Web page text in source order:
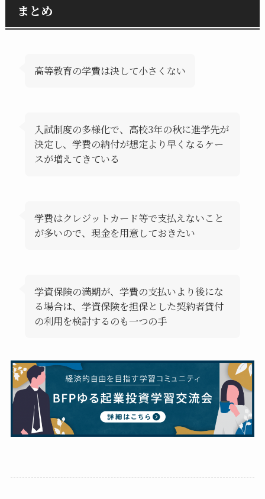
まとめ
高等教育の学費は決して小さくない
入試制度の多様化で、高校3年の秋に進学先が
決定し、学費の納付が想定より早くなるケー
スが増えてきている
学費はクレジットカード等で支払えないこと
が多いので、現金を用意しておきたい
学資保険の満期が、学費の支払いより後にな
る場合は、学資保険を担保とした契約者貸付
の利用を検討するのも一つの手